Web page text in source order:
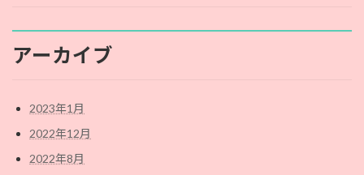
アーカイブ
2023年1月
2022年12月
2022年8月